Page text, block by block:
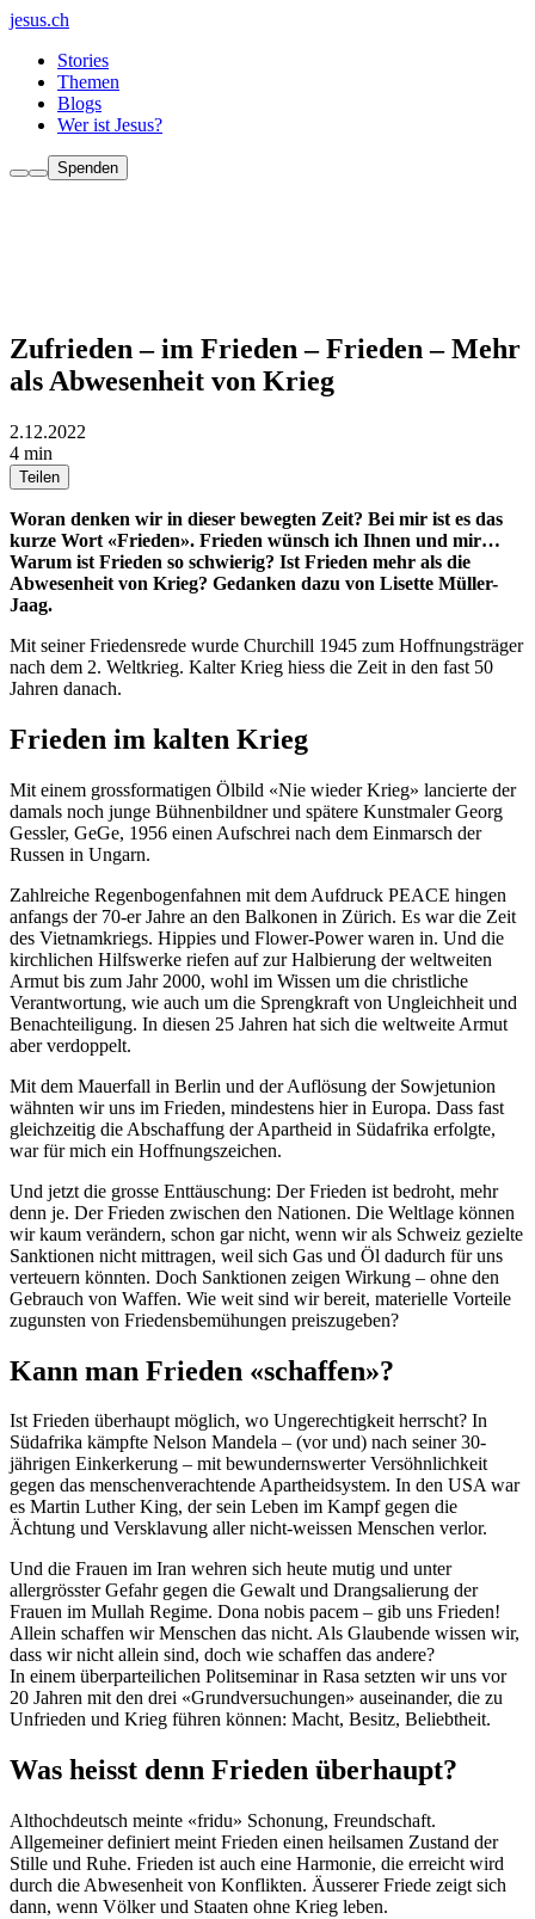
jesus.ch
Stories
Themen
Blogs
Wer ist Jesus?
Spenden
Zufrieden – im Frieden – Frieden – Mehr
als Abwesenheit von Krieg
2.12.2022
4 min
Teilen
Woran denken wir in dieser bewegten Zeit? Bei mir ist es das
kurze Wort «Frieden». Frieden wünsch ich Ihnen und mir…
Warum ist Frieden so schwierig? Ist Frieden mehr als die
Abwesenheit von Krieg? Gedanken dazu von Lisette Müller-
Jaag.
Mit seiner Friedensrede wurde Churchill 1945 zum Hoffnungsträger
nach dem 2. Weltkrieg. Kalter Krieg hiess die Zeit in den fast 50
Jahren danach.
Frieden im kalten Krieg
Mit einem grossformatigen Ölbild «Nie wieder Krieg» lancierte der
damals noch junge Bühnenbildner und spätere Kunstmaler Georg
Gessler, GeGe, 1956 einen Aufschrei nach dem Einmarsch der
Russen in Ungarn.
Zahlreiche Regenbogenfahnen mit dem Aufdruck PEACE hingen
anfangs der 70-er Jahre an den Balkonen in Zürich. Es war die Zeit
des Vietnamkriegs. Hippies und Flower-Power waren in. Und die
kirchlichen Hilfswerke riefen auf zur Halbierung der weltweiten
Armut bis zum Jahr 2000, wohl im Wissen um die christliche
Verantwortung, wie auch um die Sprengkraft von Ungleichheit und
Benachteiligung. In diesen 25 Jahren hat sich die weltweite Armut
aber verdoppelt.
Mit dem Mauerfall in Berlin und der Auflösung der Sowjetunion
wähnten wir uns im Frieden, mindestens hier in Europa. Dass fast
gleichzeitig die Abschaffung der Apartheid in Südafrika erfolgte,
war für mich ein Hoffnungszeichen.
Und jetzt die grosse Enttäuschung: Der Frieden ist bedroht, mehr
denn je. Der Frieden zwischen den Nationen. Die Weltlage können
wir kaum verändern, schon gar nicht, wenn wir als Schweiz gezielte
Sanktionen nicht mittragen, weil sich Gas und Öl dadurch für uns
verteuern könnten. Doch Sanktionen zeigen Wirkung – ohne den
Gebrauch von Waffen. Wie weit sind wir bereit, materielle Vorteile
zugunsten von Friedensbemühungen preiszugeben?
Kann man Frieden «schaffen»?
Ist Frieden überhaupt möglich, wo Ungerechtigkeit herrscht? In
Südafrika kämpfte Nelson Mandela – (vor und) nach seiner 30-
jährigen Einkerkerung – mit bewundernswerter Versöhnlichkeit
gegen das menschenverachtende Apartheidsystem. In den USA war
es Martin Luther King, der sein Leben im Kampf gegen die
Ächtung und Versklavung aller nicht-weissen Menschen verlor.
Und die Frauen im Iran wehren sich heute mutig und unter
allergrösster Gefahr gegen die Gewalt und Drangsalierung der
Frauen im Mullah Regime. Dona nobis pacem – gib uns Frieden!
Allein schaffen wir Menschen das nicht. Als Glaubende wissen wir,
dass wir nicht allein sind, doch wie schaffen das andere?
In einem überparteilichen Politseminar in Rasa setzten wir uns vor
20 Jahren mit den drei «Grundversuchungen» auseinander, die zu
Unfrieden und Krieg führen können: Macht, Besitz, Beliebtheit.
Was heisst denn Frieden überhaupt?
Althochdeutsch meinte «fridu» Schonung, Freundschaft.
Allgemeiner definiert meint Frieden einen heilsamen Zustand der
Stille und Ruhe. Frieden ist auch eine Harmonie, die erreicht wird
durch die Abwesenheit von Konflikten. Äusserer Friede zeigt sich
dann, wenn Völker und Staaten ohne Krieg leben.